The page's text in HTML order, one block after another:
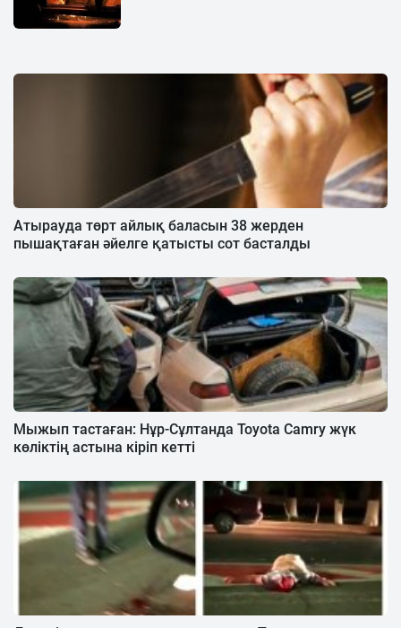
Атырауда төрт айлық баласын 38 жерден
пышақтаған әйелге қатысты сот басталды
Мыжып тастаған: Нұр-Сұлтанда Toyota Camry жүк
көліктің астына кіріп кетті